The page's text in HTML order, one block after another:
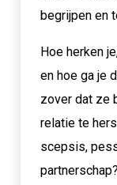
begrijpen en
Hoe herken
en hoe ga je
zover dat ze
relatie te
scepsis,